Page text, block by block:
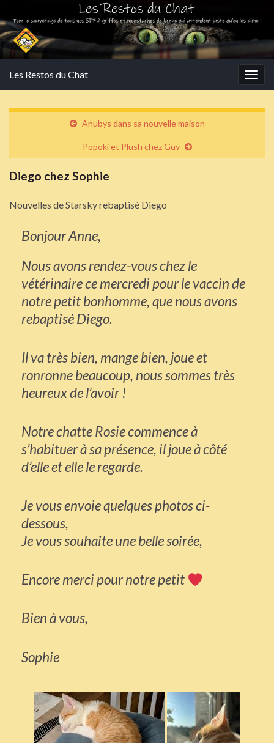
Les Restos du Chat
Anubys dans sa nouvelle maison
Popoki et Plush chez Guy
Diego chez Sophie
Nouvelles de Starsky rebaptisé Diego
Bonjour Anne,
Nous avons rendez-vous chez le
vétérinaire ce mercredi pour le vaccin de
notre petit bonhomme, que nous avons
rebaptisé Diego.
Il va très bien, mange bien, joue et
ronronne beaucoup, nous sommes très
heureux de l’avoir !
Notre chatte Rosie commence à
s’habituer à sa présence, il joue à côté
d’elle et elle le regarde.
Je vous envoie quelques photos ci-
dessous,
Je vous souhaite une belle soirée,
Encore merci pour notre petit
Bien à vous,
Sophie